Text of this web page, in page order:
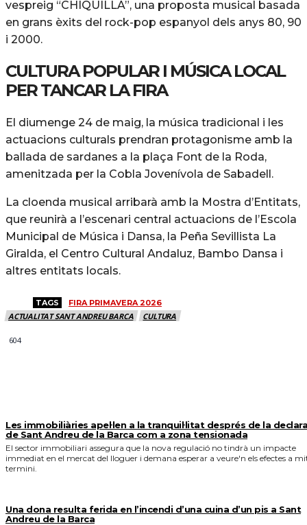
vespreig “CHIQUILLA”, una proposta musical basada
en grans èxits del rock-pop espanyol dels anys 80, 90
i 2000.
CULTURA POPULAR I MÚSICA LOCAL
PER TANCAR LA FIRA
El diumenge 24 de maig, la música tradicional i les
actuacions culturals prendran protagonisme amb la
ballada de sardanes a la plaça Font de la Roda,
amenitzada per la Cobla Jovenívola de Sabadell.
La cloenda musical arribarà amb la Mostra d’Entitats,
que reunirà a l’escenari central actuacions de l’Escola
Municipal de Música i Dansa, la Peña Sevillista La
Giralda, el Centro Cultural Andaluz, Bambo Dansa i
altres entitats locals.
TAGS FIRA PRIMAVERA 2026
ACTUALITAT SANT ANDREU BARCA CULTURA
604
Les immobiliàries apel·len a la tranquil·litat després de la
de Sant Andreu de la Barca com a zona tensionada
El sector immobiliari assegura que la nova regulació no tindrà un impacte
immediat en el mercat del lloguer i demana esperar a veure'n els efectes a
termini.
Una dona resulta ferida en l’incendi d’una cuina d’un pis a Sant
Andreu de la Barca